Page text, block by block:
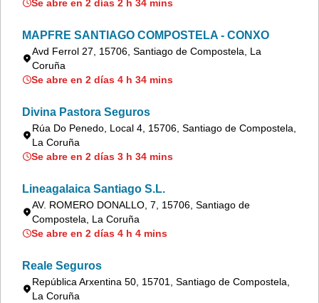
Se abre en 2 días 2 h 34 mins
MAPFRE SANTIAGO COMPOSTELA - CONXO
Avd Ferrol 27, 15706, Santiago de Compostela, La
Coruña
Se abre en 2 días 4 h 34 mins
Divina Pastora Seguros
Rúa Do Penedo, Local 4, 15706, Santiago de Compostela,
La Coruña
Se abre en 2 días 3 h 34 mins
Lineagalaica Santiago S.L.
AV. ROMERO DONALLO, 7, 15706, Santiago de
Compostela, La Coruña
Se abre en 2 días 4 h 4 mins
Reale Seguros
República Arxentina 50, 15701, Santiago de Compostela,
La Coruña